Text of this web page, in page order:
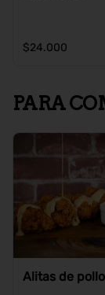
$24.000
PARA
Alitas de pollo